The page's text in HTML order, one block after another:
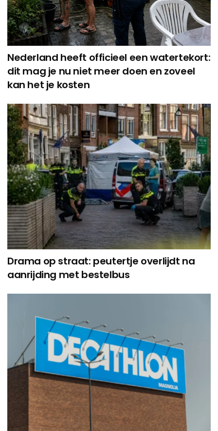
Nederland heeft officieel een watertekort:
dit mag je nu niet meer doen en zoveel
kan het je kosten
Drama op straat: peutertje overlijdt na
aanrijding met bestelbus